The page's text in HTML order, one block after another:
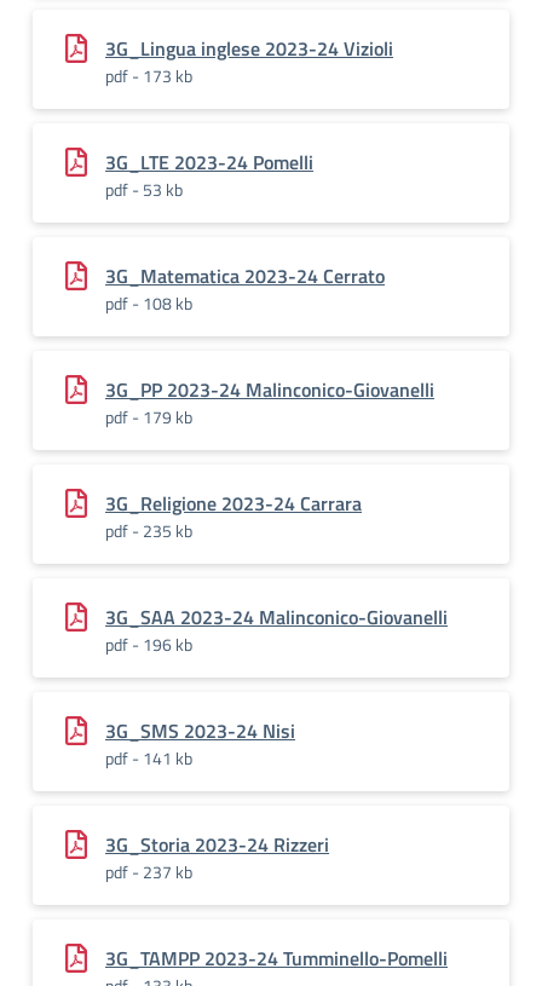
3G_Lingua inglese 2023-24 Vizioli
pdf - 173 kb
3G_LTE 2023-24 Pomelli
pdf - 53 kb
3G_Matematica 2023-24 Cerrato
pdf - 108 kb
3G_PP 2023-24 Malinconico-Giovanelli
pdf - 179 kb
3G_Religione 2023-24 Carrara
pdf - 235 kb
3G_SAA 2023-24 Malinconico-Giovanelli
pdf - 196 kb
3G_SMS 2023-24 Nisi
pdf - 141 kb
3G_Storia 2023-24 Rizzeri
pdf - 237 kb
3G_TAMPP 2023-24 Tumminello-Pomelli